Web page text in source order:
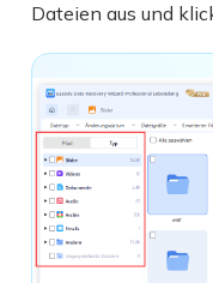
Dateien aus und